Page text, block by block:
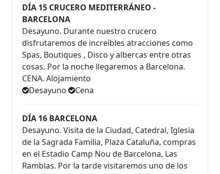
DÍA 15 CRUCERO MEDITERRÁNEO -
BARCELONA
Desayuno. Durante nuestro crucero
disfrutaremos de increíbles atracciones como
Spas, Boutiques , Disco y albercas entre otras
cosas. Por la noche llegaremos a Barcelona.
CENA. Alojamiento
Desayuno
Cena
DÍA 16 BARCELONA
Desayuno. Visita de la Ciudad, Catedral, Iglesia
de la Sagrada Familia, Plaza Cataluña, compras
en el Estadio Camp Nou de Barcelona, Las
Ramblas. Por la tarde visitaremos uno de los